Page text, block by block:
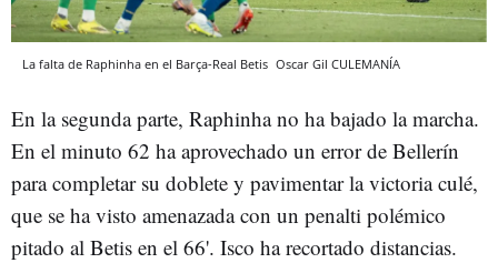
La falta de Raphinha en el Barça-Real Betis Oscar Gil CULEMANÍA
En la segunda parte, Raphinha no ha bajado la marcha.
En el minuto 62 ha aprovechado un error de Bellerín
para completar su doblete y pavimentar la victoria culé,
que se ha visto amenazada con un penalti polémico
pitado al Betis en el 66'. Isco ha recortado distancias.